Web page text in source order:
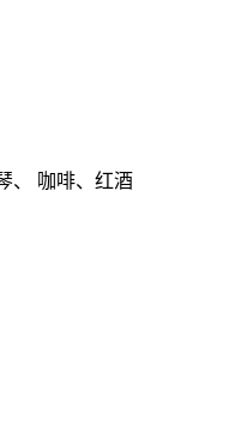
、 咖啡、红酒